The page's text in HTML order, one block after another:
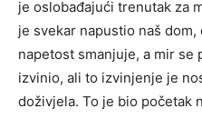
je oslobađajući trenutak za
je svekar napustio naš dom,
napetost smanjuje, a mir se
izvinio, ali to izvinjenje je
doživjela. To je bio početak